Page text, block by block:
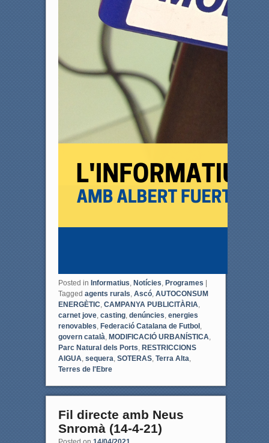
Posted in Informatius Notícies Programes |
Tagged agents rurals Ascó, AUTOCONSUM
ENERGÈTIC CAMPANYA PUBLICITÀRIA
carnet jove, casting, denúncies energies
renovables Federació Catalana de Futbol,
govern català MODIFICACIÓ URBANÍSTICA
Parc Natural dels Ports RESTRICCIONS
AIGUA sequera SOTERAS, Terra Alta
Terres de l'Ebre
Fil directe amb Neus
Snromà (14-4-21)